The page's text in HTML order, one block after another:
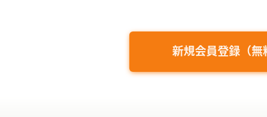
新規会員登録（無